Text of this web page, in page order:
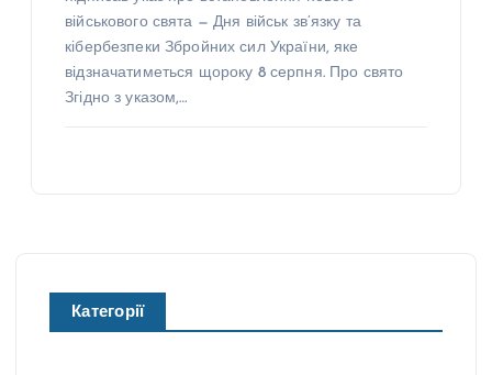
військового свята — Дня військ зв’язку та
кібербезпеки Збройних сил України, яке
відзначатиметься щороку 8 серпня. Про свято
Згідно з указом,…
Категорії